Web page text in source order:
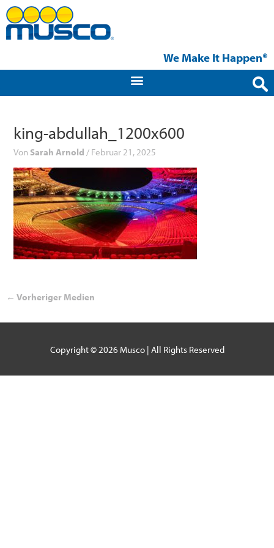
Zum
Inhalt
springen
We Make It Happen®
king-abdullah_1200x600
Von Sarah Arnold/ Februar 21, 2025
← Vorheriger Medien
Copyright © 2026 Musco| All Rights Reserved